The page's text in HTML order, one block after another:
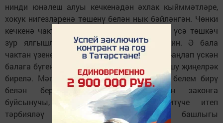
нинди юнәлеш алуы кечкенәдән әхлак кыйммәтләре,
хокук нигезләренә төшенү белән нык бәйләнгән. Чөнки
кечкенә чакта аңламыйча кылган хаталар үсә төшкәч
зур ялгышларның башы булырга мөмкин. Ә бала
чактан үзенең төп бурыч-хокукларын белеп-аңлап үскән
балага бүгенге кырыс җәмгыятькә яраклашу җиңелрәк
бирелә. Мәгариф хезмәткәрләренә төпле белем бирү
белән бергә, балаларны кечкенәдән законга
буйсынучы, дисциплинаны хөрмәт итүче итеп
тәрбияләү бурычы да куела. "Район башлыгы